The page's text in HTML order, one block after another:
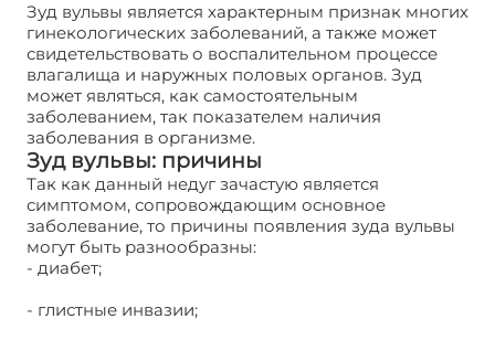
Зуд вульвы является характерным признак многих
гинекологических заболеваний, а также может
свидетельствовать о воспалительном процессе
влагалища и наружных половых органов. Зуд
может являться, как самостоятельным
заболеванием, так показателем наличия
заболевания в организме.
Зуд вульвы: причины
Так как данный недуг зачастую является
симптомом, сопровождающим основное
заболевание, то причины появления зуда вульвы
могут быть разнообразны:
- диабет;
- глистные инвазии;